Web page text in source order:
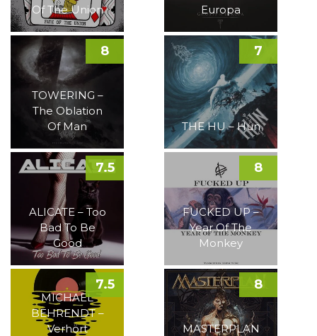
Of The Union
Europa
TOWERING –
The Oblation
Of Man
8
THE HU – Hun
7
ALICATE – Too
Bad To Be
Good
7.5
FUCKED UP –
Year Of The
Monkey
8
MICHAEL
BEHRENDT –
Verhört
7.5
MASTERPLAN
8